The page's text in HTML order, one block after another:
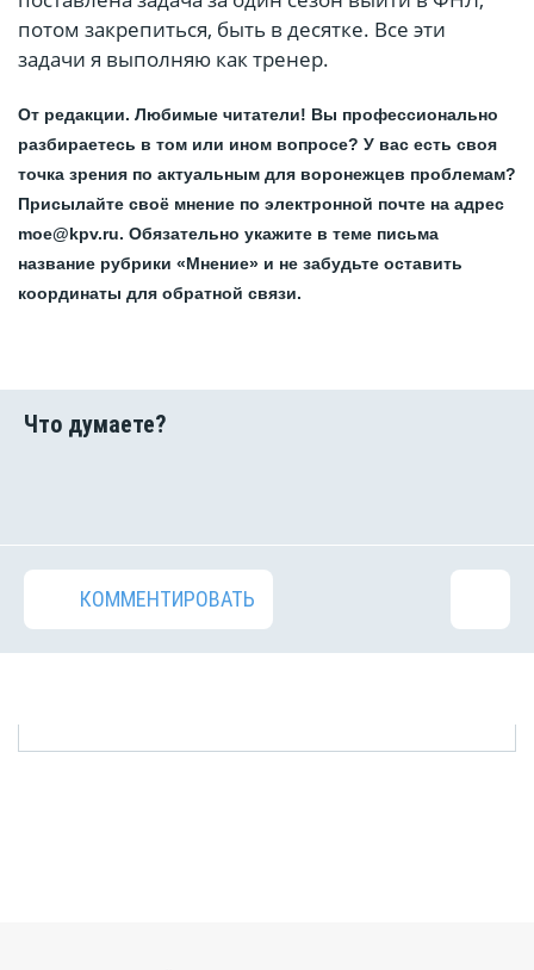
потом закрепиться, быть в десятке. Все эти
задачи я выполняю как тренер.
От редакции. Любимые читатели! Вы профессионально
разбираетесь в том или ином вопросе? У вас есть своя
точка зрения по актуальным для воронежцев проблемам?
Присылайте своё мнение по электронной почте на адрес
moe@kpv.ru. Обязательно укажите в теме письма
название рубрики «Мнение» и не забудьте оставить
координаты для обратной связи.
КОММЕНТИРОВАТЬ